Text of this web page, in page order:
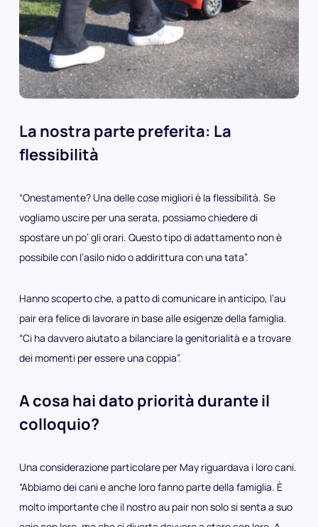
La nostra parte preferita: La
flessibilità
“Onestamente? Una delle cose migliori è la flessibilità. Se
vogliamo uscire per una serata, possiamo chiedere di
spostare un po’ gli orari. Questo tipo di adattamento non è
possibile con l’asilo nido o addirittura con una tata”.
Hanno scoperto che, a patto di comunicare in anticipo, l’au
pair era felice di lavorare in base alle esigenze della famiglia.
“Ci ha davvero aiutato a bilanciare la genitorialità e a trovare
dei momenti per essere una coppia”.
A cosa hai dato priorità durante il
colloquio?
Una considerazione particolare per May riguardava i loro cani.
“Abbiamo dei cani e anche loro fanno parte della famiglia. È
molto importante che il nostro au pair non solo si senta a suo